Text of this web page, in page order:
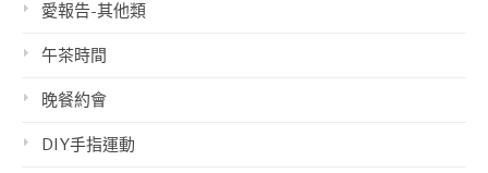
愛報告-其他類
午茶時間
晚餐約會
DIY手指運動